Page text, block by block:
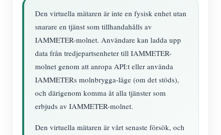
Den virtuella mätaren är inte en fysisk enhet utan
snarare en tjänst som tillhandahålls av
IAMMETER-molnet. Användare kan ladda upp
data från tredjepartsenheter till IAMMETER-
molnet genom att anropa API:t eller använda
IAMMETERs molnbrygga-läge (om det stöds),
och därigenom komma åt alla tjänster som
erbjuds av IAMMETER-molnet.
Den virtuella mätaren är vårt senaste försök, och